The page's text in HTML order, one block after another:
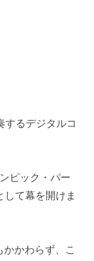
するデジタルコ
ピック・パー
て幕を開けま
かわらず、こ